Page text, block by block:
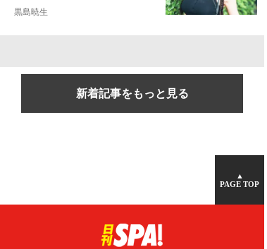
黒島暁生
新着記事をもっと見る
▲
PAGE TOP